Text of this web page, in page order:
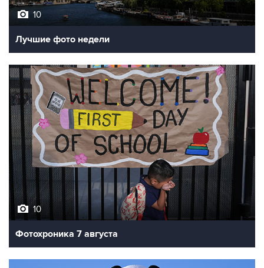
10
Лучшие фото недели
10
Фотохроника 7 августа